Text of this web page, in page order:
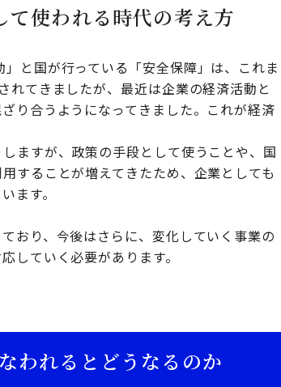
て使われる時代の考え方
と国が行っている「安全保障」は、これま
れてきましたが、最近は企業の経済活動と
り合うようになってきました。これが経済
ますが、政策の手段として使うことや、国
することが増えてきたため、企業としても
ます。
おり、今後はさらに、変化していく事業の
していく必要があります。
われるとどうなるのか